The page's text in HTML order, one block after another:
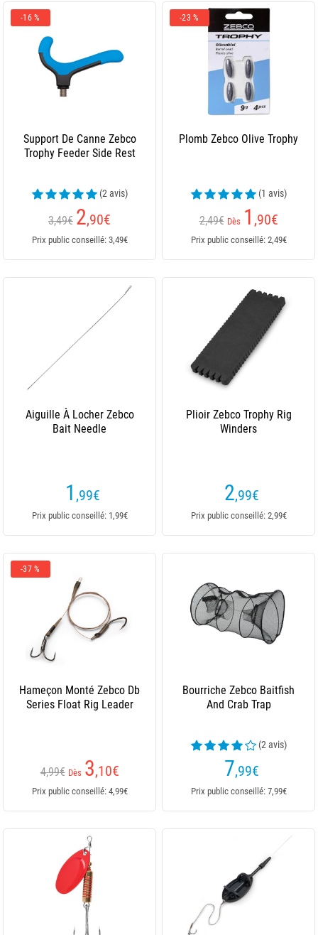
-16 %
Support De Canne Zebco
Trophy Feeder Side Rest
(2 avis)
3,49€ 2,90€
Prix public conseillé: 3,49€
-23 %
Plomb Zebco Olive Trophy
(1 avis)
2,49€ Dès 1 ,90€
Prix public conseillé: 2,49€
Aiguille À Locher Zebco
Bait Needle
1 ,99€
Prix public conseillé: 1,99€
Plioir Zebco Trophy Rig
Winders
2,99€
Prix public conseillé: 2,99€
-37 %
Hameçon Monté Zebco Db
Series Float Rig Leader
4,99€ Dès 3,10€
Prix public conseillé: 4,99€
Bourriche Zebco Baitfish
And Crab Trap
(2 avis)
7,99€
Prix public conseillé: 7,99€